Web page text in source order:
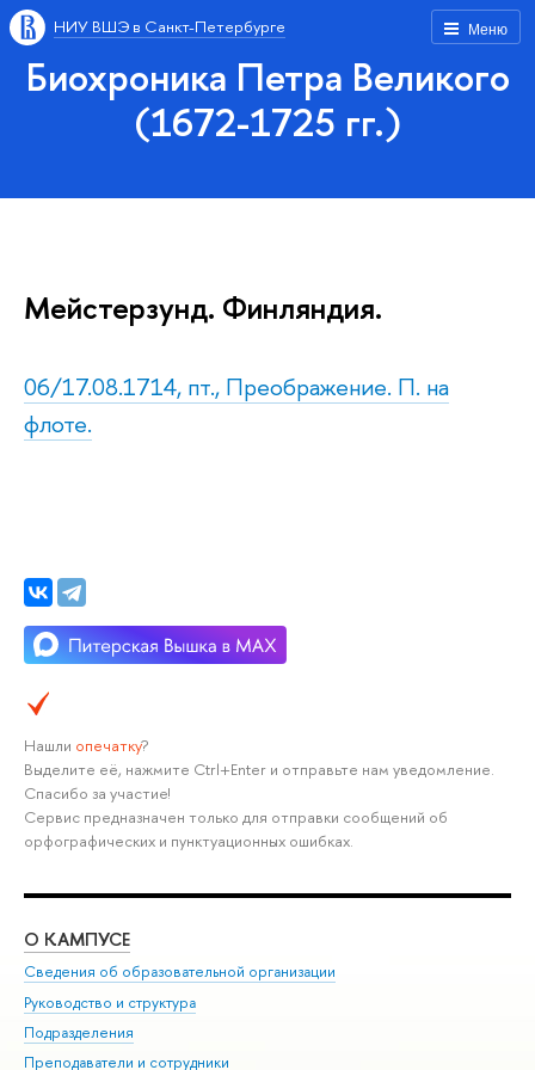
Меню
НИУ ВШЭ в Санкт-Петербурге
Биохроника Петра Великого
(1672-1725 гг.)
Мейстерзунд. Финляндия.
06/17.08.1714, пт., Преображение. П. на
флоте.
Нашли опечатку?
Выделите её, нажмите Ctrl+Enter и отправьте нам уведомление.
Спасибо за участие!
Сервис предназначен только для отправки сообщений об
орфографических и пунктуационных ошибках.
О КАМПУСЕ
Сведения об образовательной организации
Руководство и структура
Подразделения
Преподаватели и сотрудники